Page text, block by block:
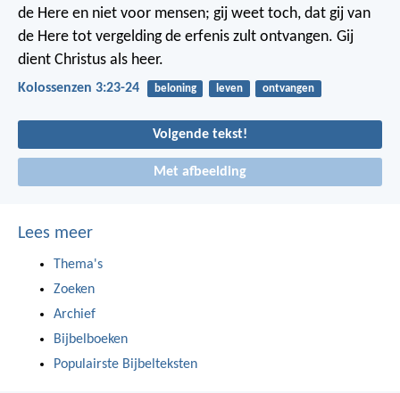
de Here en niet voor mensen; gij weet toch, dat gij van
de Here tot vergelding de erfenis zult ontvangen. Gij
dient Christus als heer.
Kolossenzen 3:23-24 beloning leven ontvangen
Volgende tekst!
Met afbeelding
Lees meer
Thema's
Zoeken
Archief
Bijbelboeken
Populairste Bijbelteksten